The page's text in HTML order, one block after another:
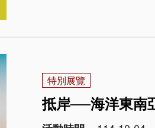
特別展覽
抵岸──海洋東南